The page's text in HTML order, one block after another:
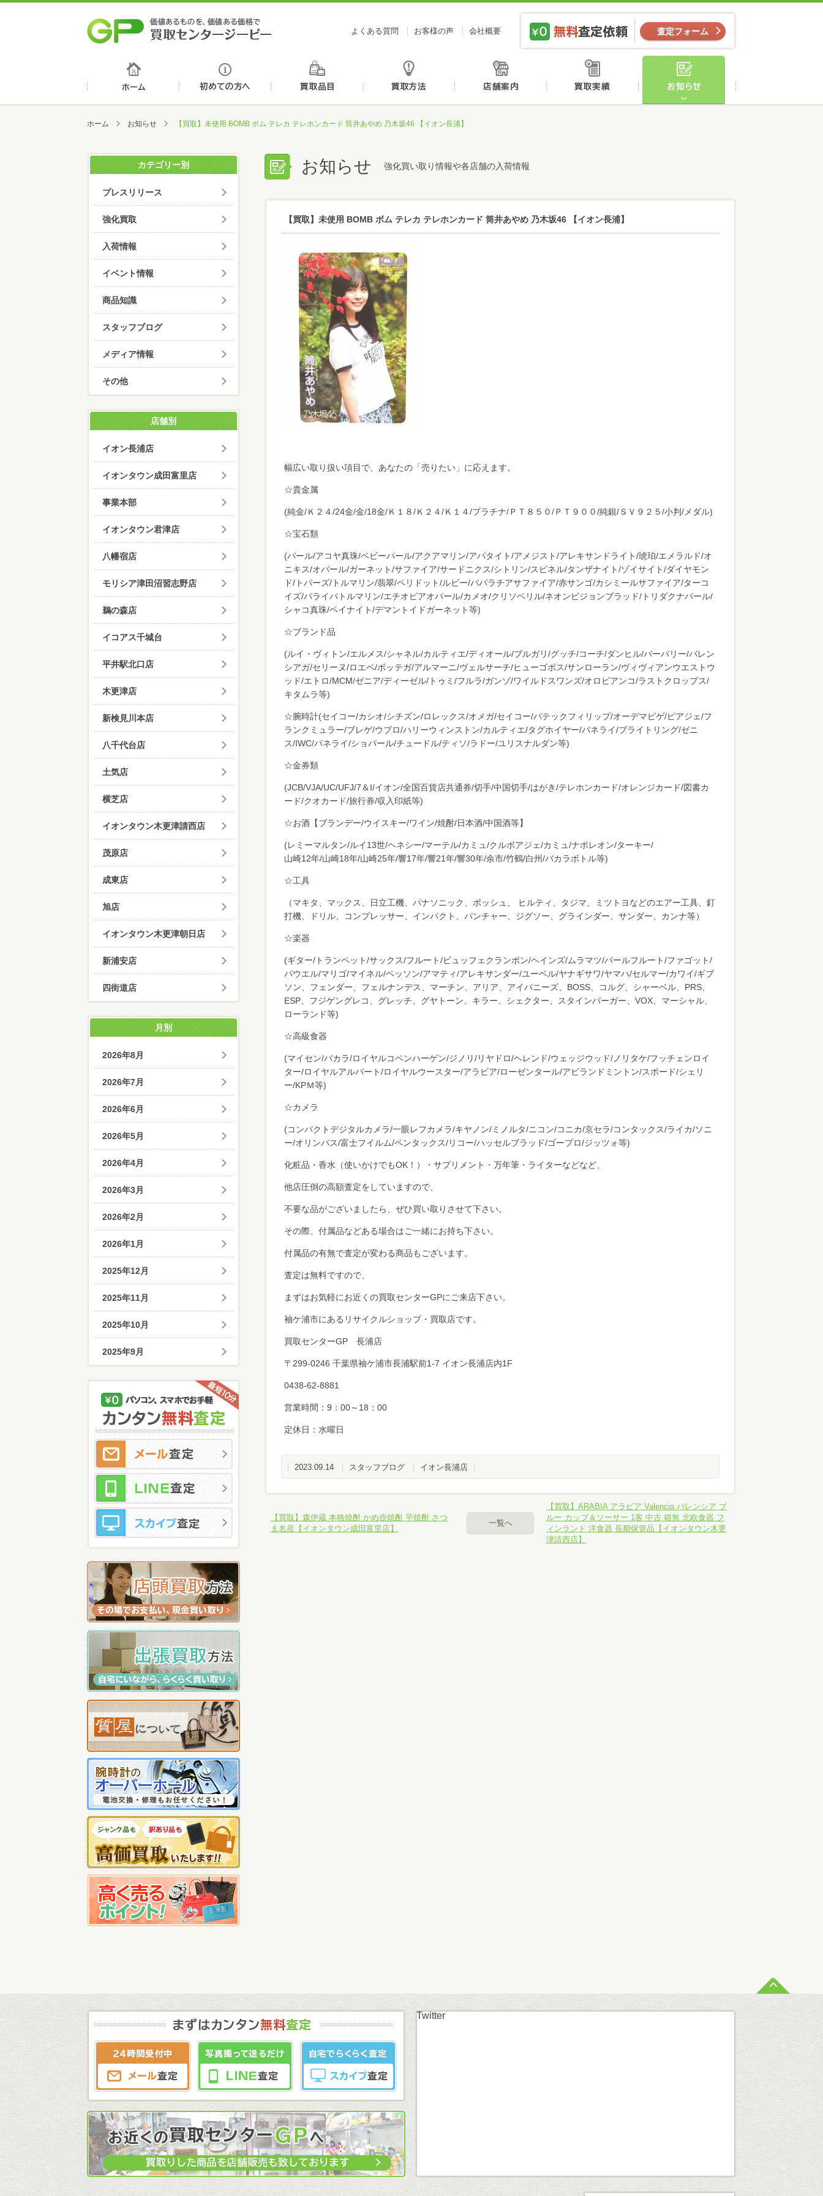
価値あるものを、価値ある価格で買取センタージーピー
よくある質問 お客様の声 会社概要
無料査定依頼
査定フォーム
初めての方へ 買取品目 買取方法 店舗案内 買取実績
ホーム お知らせ 【買取】未使用 BOMB ボム テレカ テレホンカード 筒井あやめ 乃木坂46 【イオン長浦】
お知らせ 強化買い取り情報や各店舗の入荷情報
【買取】未使用 BOMB ボム テレカ テレホンカード 筒井あやめ 乃木坂46 【イオン長浦】
幅広い取り扱い項目で、あなたの「売りたい」に応えます。
☆貴金属
(純金/Ｋ２４/24金/金/18金/Ｋ１８/Ｋ２４/Ｋ１４/プラチナ/ＰＴ８５０/ＰＴ９００/純銀/ＳＶ９２５/小判/メダル)
☆宝石類
(パール/アコヤ真珠/ベビーパール/アクアマリン/アパタイト/アメジスト/アレキサンドライト/琥珀/エメラルド/オ
ニキス/オパール/ガーネット/サファイア/サードニクス/シトリン/スピネル/タンザナイト/ゾイサイト/ダイヤモン
ド/トパーズ/トルマリン/翡翠/ペリドット/ルビー/パパラチアサファイア/赤サンゴ/カシミールサファイア/ターコ
イズ/パライバトルマリン/エチオピアオパール/カメオ/クリソベリル/ネオンピジョンブラッド/トリダクナパール/
シャコ真珠/ペイナイト/デマントイドガーネット等)
☆ブランド品
(ルイ・ヴィトン/エルメス/シャネル/カルティエ/ディオール/ブルガリ/グッチ/コーチ/ダンヒル/バーバリー/バレン
シアガ/セリーヌ/ロエベ/ボッテガ/アルマーニ/ヴェルサーチ/ヒューゴボス/サンローラン/ヴィヴィアンウエストウ
ッド/エトロ/MCM/ゼニア/ディーゼル/トゥミ/フルラ/ガンゾ/ワイルドスワンズ/オロビアンコ/ラストクロップス/
キタムラ等)
☆腕時計(セイコー/カシオ/シチズン/ロレックス/オメガ/セイコー/パテックフィリップ/オーデマピゲ/ピアジェ/フ
ランクミュラー/ブレゲ/ウブロ/ハリーウィンストン/カルティエ/タグホイヤー/パネライ/ブライトリング/ゼニ
ス/IWC/パネライ/ショパール/チュードル/ティソ/ラドー/ユリスナルダン等)
☆金券類
(JCB/VJA/UC/UFJ/7＆I/イオン/全国百貨店共通券/切手/中国切手/はがき/テレホンカード/オレンジカード/図書カ
ード/クオカード/旅行券/収入印紙等)
☆お酒【ブランデー/ウイスキー/ワイン/焼酎/日本酒/中国酒等】
(レミーマルタン/ルイ13世/ヘネシー/マーテル/カミュ/クルボアジェ/カミュ/ナポレオン/ターキー/
山崎12年/山崎18年/山崎25年/響17年/響21年/響30年/余市/竹鶴/白州/バカラボトル等)
☆工具
（マキタ、マックス、日立工機、パナソニック、ボッシュ、 ヒルティ、タジマ、ミツトヨなどのエアー工具、釘
打機、ドリル、コンプレッサー、インパクト、パンチャー、ジグソー、グラインダー、サンダー、カンナ等）
☆楽器
(ギター/トランペット/サックス/フルート/ビュッフェクランポン/ヘインズ/ムラマツ/パールフルート/ファゴット/
パウエル/マリゴ/マイネル/ベッソン/アマティ/アレキサンダー/ユーベル/ヤナギサワ/ヤマハ/セルマー/カワイ/ギブ
ソン、フェンダー、フェルナンデス、マーチン、アリア、アイバニーズ、BOSS、コルグ、シャーベル、PRS、
ESP、フジゲングレコ、グレッチ、グヤトーン、キラー、シェクター、スタインバーガー、VOX、マーシャル、
ローランド等)
☆高級食器
(マイセン/バカラ/ロイヤルコペンハーゲン/ジノリ/リヤドロ/ヘレンド/ウェッジウッド/ノリタケ/フッチェンロイ
ター/ロイヤルアルバート/ロイヤルウースター/アラビア/ローゼンタール/アビランドミントン/スポード/シェリ
ー/KPＭ等)
☆カメラ
(コンパクトデジタルカメラ/一眼レフカメラ/キヤノン/ミノルタ/ニコン/コニカ/京セラ/コンタックス/ライカ/ソニ
ー/オリンパス/富士フイルム/ペンタックス/リコー/ハッセルブラッド/ゴープロ/ジッツォ等)
化粧品・香水（使いかけでもOK！）・サプリメント・万年筆・ライターなどなど、
他店圧倒の高額査定をしていますので、
不要な品がございましたら、ぜひ買い取りさせて下さい。
その際、付属品などある場合はご一緒にお持ち下さい。
付属品の有無で査定が変わる商品もございます。
査定は無料ですので、
まずはお気軽にお近くの買取センターGPにご来店下さい。
袖ケ浦市にあるリサイクルショップ・買取店です。
買取センターGP 長浦店
〒299-0246 千葉県袖ケ浦市長浦駅前1-7 イオン長浦店内1F
0438-62-8881
営業時間：9：00～18：00
定休日：水曜日
2023.09.14 スタッフブログ イオン長浦店
【買取】森伊蔵 本格焼酎 かめ壺焼酎 芋焼酎 さつ
ま名産【イオンタウン成田富里店】
一覧へ
【買取】ARABIA アラビア Valencia バレンシア ブ
ルー カップ＆ソーサー 1客 中古 箱無 北欧食器 フ
ィンランド 洋食器 長期保管品【イオンタウン木更
津請西店】
カテゴリー別
プレスリリース
強化買取
入荷情報
イベント情報
商品知識
スタッフブログ
メディア情報
その他
店舗別
イオン長浦店
イオンタウン成田富里店
事業本部
イオンタウン君津店
八幡宿店
モリシア津田沼習志野店
鵜の森店
イコアス千城台
平井駅北口店
木更津店
新検見川本店
八千代台店
土気店
横芝店
イオンタウン木更津請西店
茂原店
成東店
旭店
イオンタウン木更津朝日店
新浦安店
四街道店
月別
2026年8月
2026年7月
2026年6月
2026年5月
2026年4月
2026年3月
2026年2月
2026年1月
2025年12月
2025年11月
2025年10月
2025年9月
パソコン、スマホでお手軽カンタン無料査定
LINE査定
スカイプ査定
メール査定 LINE査定
Twitter